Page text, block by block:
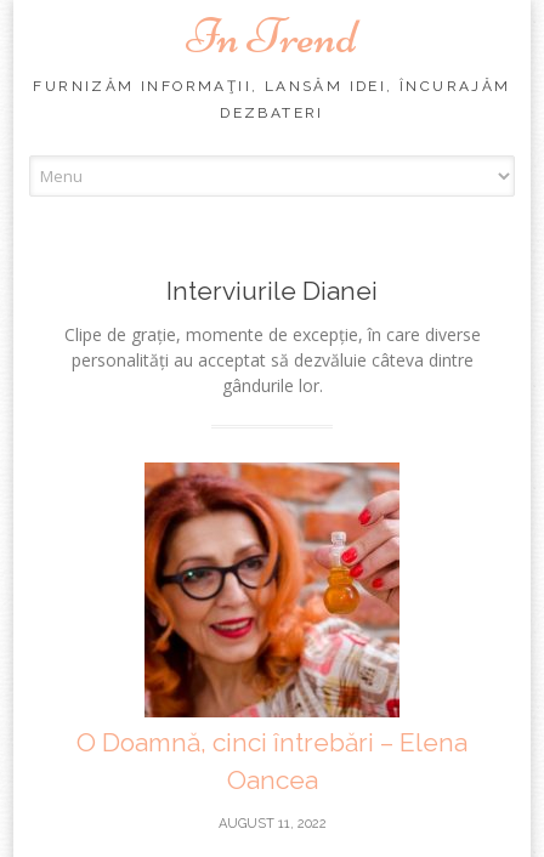
In Trend
FURNIZĂM INFORMAŢII, LANSĂM IDEI, ÎNCURAJĂM
DEZBATERI
to
Interviurile Dianei
Clipe de grație, momente de excepție, în care diverse
personalități au acceptat să dezvăluie câteva dintre
gândurile lor.
O Doamnă, cinci întrebări – Elena
Oancea
AUGUST 11, 2022